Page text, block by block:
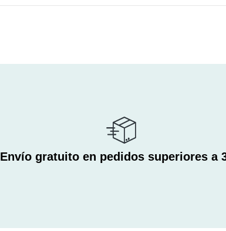
Envío gratuito en pedidos superiores a